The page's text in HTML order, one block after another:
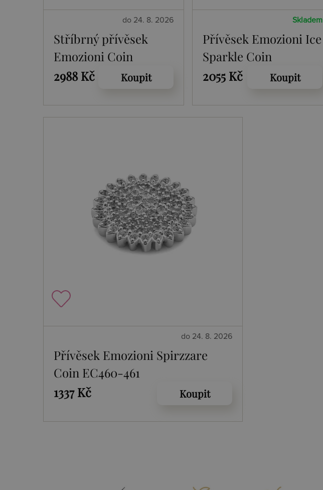
do 24. 8. 2026
Stříbrný přívěsek
Emozioni Coin
Keeper Silver
2988 Kč Koupit
Skladem
Přívěsek Emozioni Ice
Sparkle Coin
2055 Kč
Koupit
do 24. 8. 2026
Přívěsek Emozioni Spirzzare
Coin EC460-461
1337 Kč
Koupit